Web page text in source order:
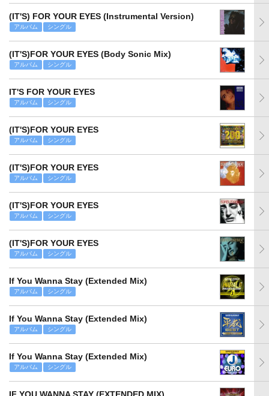
(IT'S) FOR YOUR EYES (Instrumental Version)
アルバム シングル
(IT'S)FOR YOUR EYES (Body Sonic Mix)
アルバム シングル
IT'S FOR YOUR EYES
アルバム シングル
(IT'S)FOR YOUR EYES
アルバム シングル
(IT'S)FOR YOUR EYES
アルバム シングル
(IT'S)FOR YOUR EYES
アルバム シングル
(IT'S)FOR YOUR EYES
アルバム シングル
If You Wanna Stay (Extended Mix)
アルバム シングル
If You Wanna Stay (Extended Mix)
アルバム シングル
If You Wanna Stay (Extended Mix)
アルバム シングル